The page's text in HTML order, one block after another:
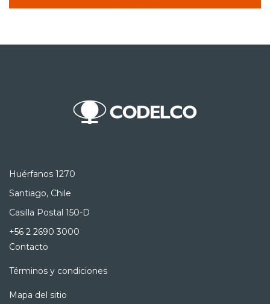
Huérfanos 1270
Santiago, Chile
Casilla Postal 150-D
+56 2 2690 3000
Contacto
Términos y condiciones
Mapa del sitio